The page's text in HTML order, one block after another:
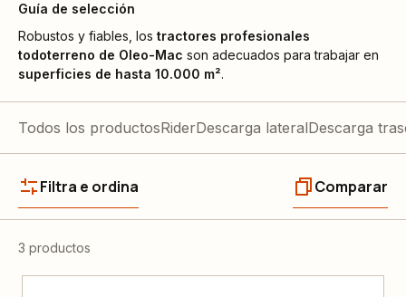
Guía de selección
Robustos y fiables, los tractores profesionales
todoterreno de Oleo-Mac son adecuados para trabajar en
superficies de hasta 10.000 m².
Todos los productosRiderDescarga lateralDescarga
Filtra e ordina Comparar
3 productos